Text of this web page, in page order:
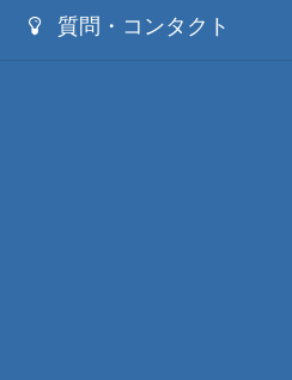
質問・コンタクト